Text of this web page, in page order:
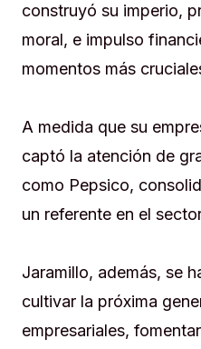
construyó su imperio,
moral, e impulso
momentos más
A medida que su
captó la atención de
como Pepsico,
un referente en el
Jaramillo, además, se
cultivar la próxima
empresariales,